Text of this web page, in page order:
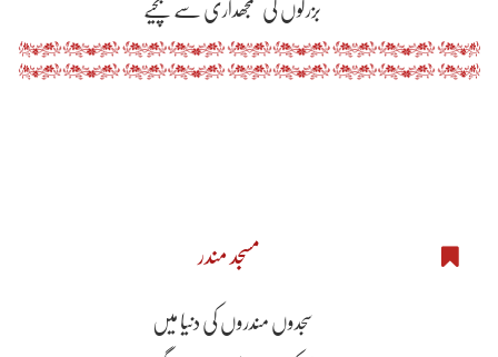
بزرگوں کی سمجھداری سے بچیے
مسجد مندر
سجدوں مندروں کی دنیا میں